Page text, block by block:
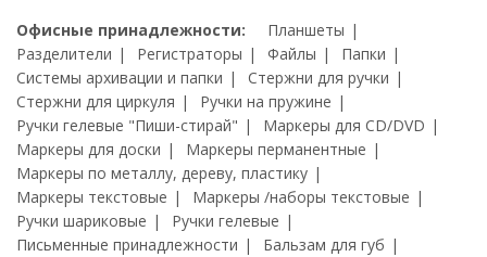
Офисные принадлежности:
Планшеты
Разделители
Регистраторы Файлы
Папки
Системы архивации и папки
Стержни для ручки
Стержни для циркуля
Ручки на пружине
Ручки гелевые "Пиши-стирай"
Маркеры для CD/DVD
Маркеры для доски
Маркеры перманентные
Маркеры по металлу, дереву, пластику
Маркеры текстовые
Маркеры /наборы текстовые
Ручки шариковые
Ручки гелевые
Письменные принадлежности
Бальзам для губ